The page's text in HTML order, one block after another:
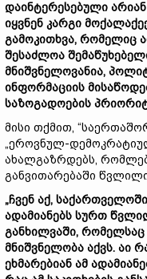
დაინტერესებული არიან
იყვნენ კარგი
გამოკითხვა, რომელიც
შესაძლოა
მნიშვნელოვანია,
ინფორმაციის
საზოგადოების
მისი თქმით,
„ეროვნულ-
ახალგაზრდებს,
განვითარებაში
„ჩვენ აქ, საქართველოში
ადამიანებს სურთ
განხილვაში, რომელსაც
მნიშვნელობა აქვს. აი
ეხმარებიან ამ